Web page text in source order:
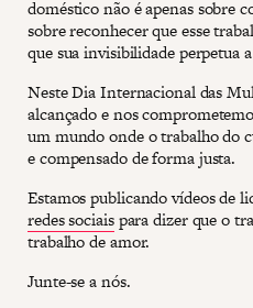
doméstico não é apenas sobre
sobre reconhecer que esse
que sua invisibilidade perpetua
Neste Dia Internacional das
alcançado e nos
um mundo onde o trabalho do
e compensado de forma justa.
Estamos publicando vídeos de
redes sociaispara dizer que o
trabalho de amor.
Junte-se a nós.